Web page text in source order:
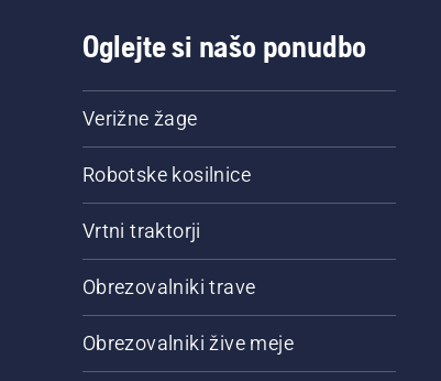
Oglejte si našo ponudbo
Verižne žage
Robotske kosilnice
Vrtni traktorji
Obrezovalniki trave
Obrezovalniki žive meje